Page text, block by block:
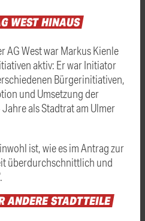
WESTHINAUS
AG West war Markus Kienle
aktiv: Er war Initiator
Bürgerinitiativen,
und Umsetzung der
als Stadtrat am Ulmer
ist, wie es im Antrag zur
überdurchschnittlich und
ANDERESTADTTEILE